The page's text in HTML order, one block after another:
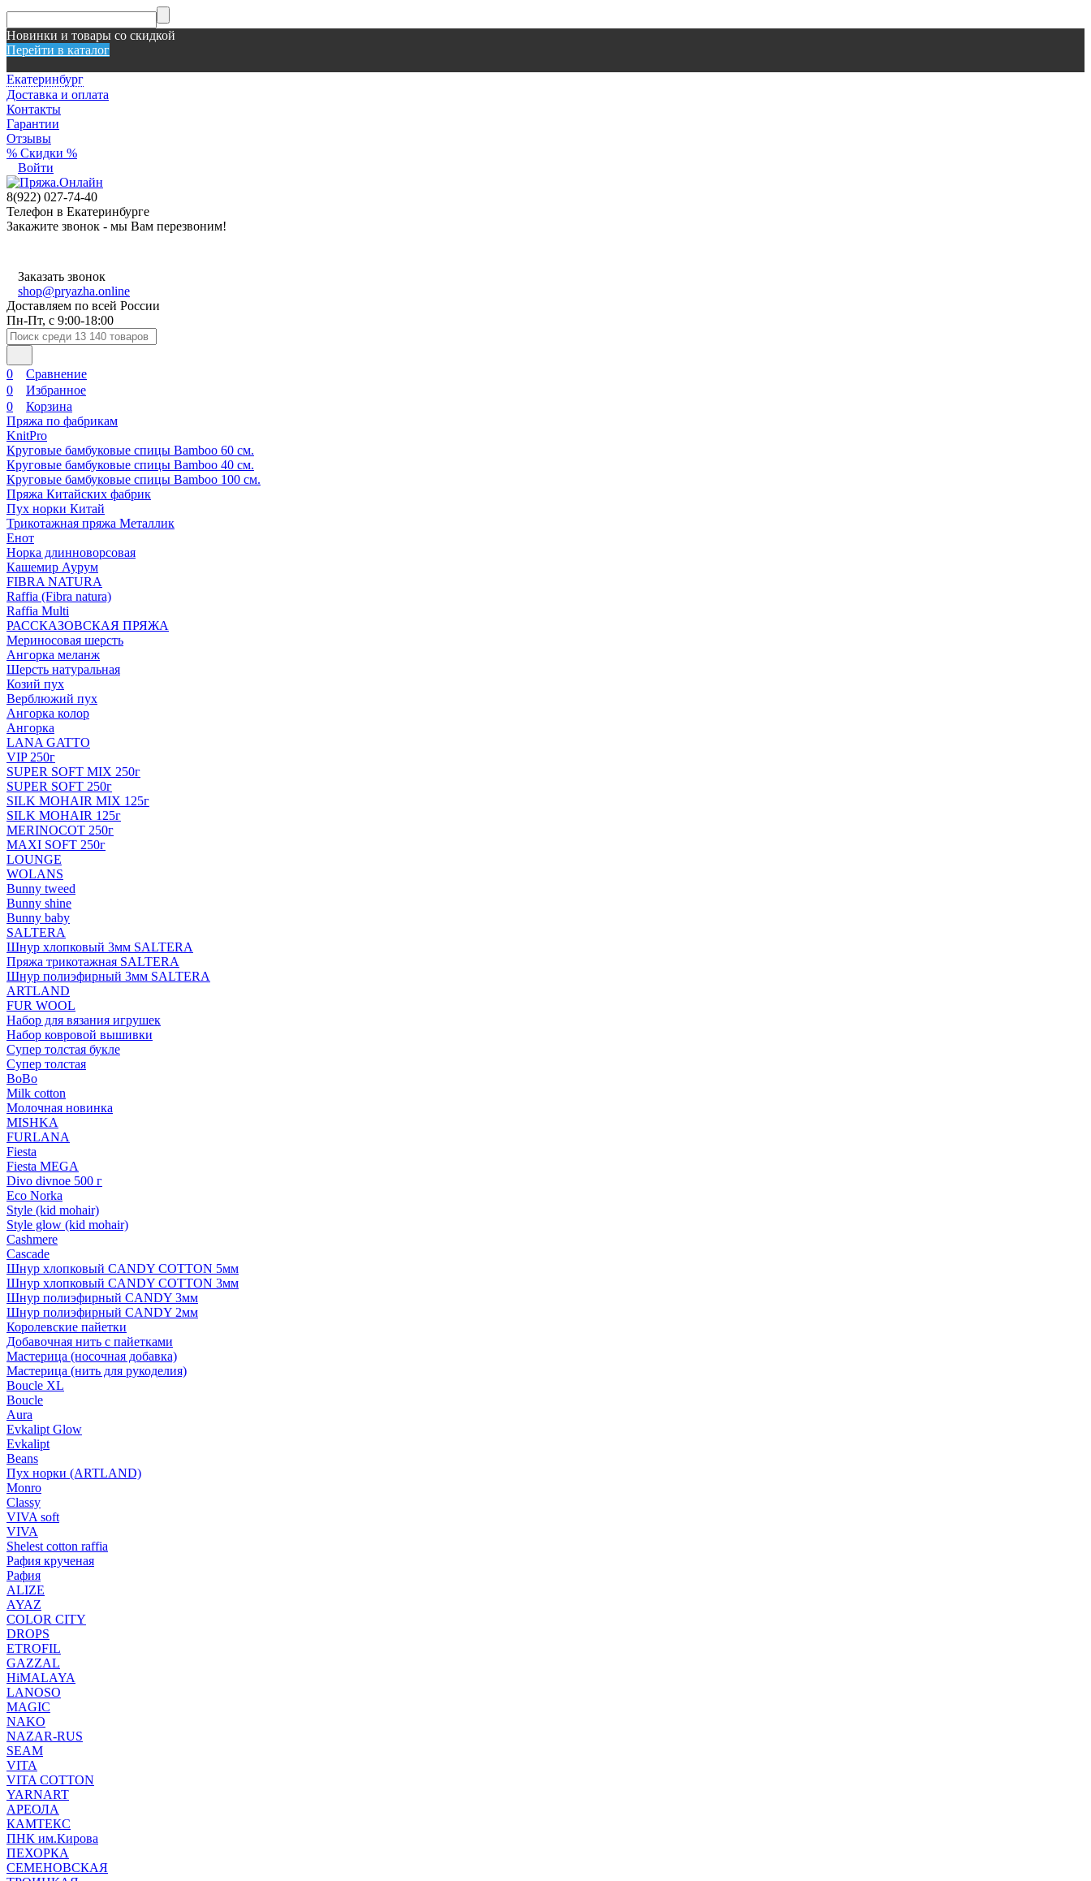
Новинки и товары со скидкой
Перейти в каталог
Екатеринбург
Доставка и оплата
Контакты
Гарантии
Отзывы
% Скидки %
Войти
8(922) 027-74-40
Телефон в Екатеринбурге
Закажите звонок - мы Вам перезвоним!
Заказать звонок
shop@pryazha.online
Доставляем по всей России
Пн-Пт, с 9:00-18:00
0
Сравнение
0
Избранное
0
Корзина
Пряжа по фабрикам
KnitPro
Круговые бамбуковые спицы Bamboo 60 см.
Круговые бамбуковые спицы Bamboo 40 см.
Круговые бамбуковые спицы Bamboo 100 см.
Пряжа Китайских фабрик
Пух норки Китай
Трикотажная пряжа Металлик
Енот
Норка длинноворсовая
Кашемир Аурум
FIBRA NATURA
Raffia (Fibra natura)
Raffia Multi
РАССКАЗОВСКАЯ ПРЯЖА
Мериносовая шерсть
Ангорка меланж
Шерсть натуральная
Козий пух
Верблюжий пух
Ангорка колор
Ангорка
LANA GATTO
VIP 250г
SUPER SOFT MIX 250г
SUPER SOFT 250г
SILK MOHAIR MIX 125г
SILK MOHAIR 125г
MERINOCOT 250г
MAXI SOFT 250г
LOUNGE
WOLANS
Bunny tweed
Bunny shine
Bunny baby
SALTERA
Шнур хлопковый 3мм SALTERA
Пряжа трикотажная SALTERA
Шнур полиэфирный 3мм SALTERA
ARTLAND
FUR WOOL
Набор для вязания игрушек
Набор ковровой вышивки
Супер толстая букле
Супер толстая
BoBo
Milk cotton
Молочная новинка
MISHKA
FURLANA
Fiesta
Fiesta MEGA
Divo divnoe 500 г
Eco Norka
Style (kid mohair)
Style glow (kid mohair)
Cashmere
Cascade
Шнур хлопковый CANDY COTTON 5мм
Шнур хлопковый CANDY COTTON 3мм
Шнур полиэфирный CANDY 3мм
Шнур полиэфирный CANDY 2мм
Королевские пайетки
Добавочная нить с пайетками
Мастерица (носочная добавка)
Мастерица (нить для рукоделия)
Boucle XL
Boucle
Aura
Evkalipt Glow
Evkalipt
Beans
Пух норки (ARTLAND)
Monro
Classy
VIVA soft
VIVA
Shelest cotton raffia
Рафия крученая
Рафия
ALIZE
AYAZ
COLOR CITY
DROPS
ETROFIL
GAZZAL
HiMALAYA
LANOSO
MAGIC
NAKO
NAZAR-RUS
SEAM
VITA
VITA COTTON
YARNART
АРЕОЛА
КАМТЕКС
ПНК им.Кирова
ПЕХОРКА
СЕМЕНОВСКАЯ